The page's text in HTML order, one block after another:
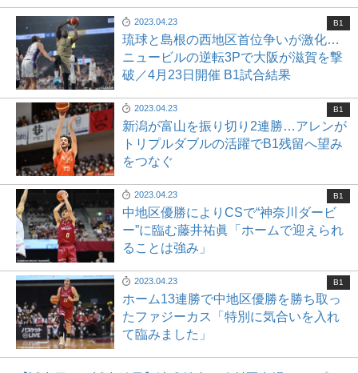
2023.04.23
琉球と島根の西地区首位争いが激化…
ニュービルの逆転3Pで大阪が滋賀を撃
破／4月23日開催 B1試合結果
B1
2023.04.23
新潟が富山を振り切り2連勝…アレンが
トリプルダブルの活躍でB1残留へ望み
をつなぐ
B1
2023.04.23
中地区優勝によりCSで“神奈川ダービ
ー”に臨む藤井祐眞「ホームで迎えられ
ることは強み」
B1
2023.04.23
ホーム13連勝で中地区優勝を勝ち取っ
たファジーカス「特別に気合いを入れ
て臨みました」
B1